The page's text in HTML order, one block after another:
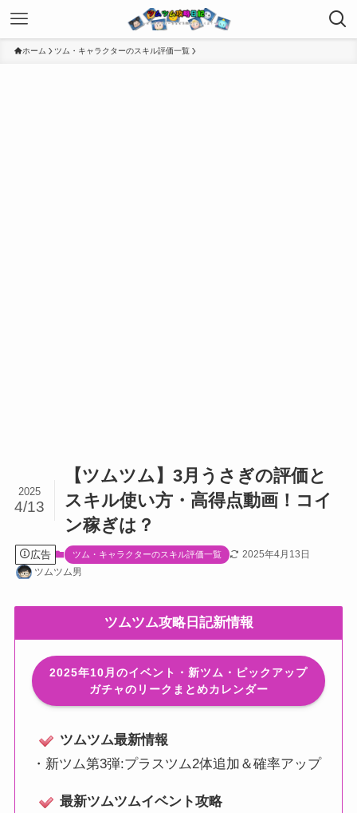
ホーム ツム・キャラクターのスキル評価一覧
【ツムツム】3月うさぎの評価と
スキル使い方・高得点動画！コイ
ン稼ぎは？
2025
4/13
広告 ツム・キャラクターのスキル評価一覧
2025年4月13日
ツムツム男
ツムツム攻略日記新情報
2025年10月のイベント・新ツム・ピックアップ
ガチャのリークまとめカレンダー
ツムツム最新情報
・ 新ツム第3弾:プラスツム2体追加＆確率アップ
最新ツムツムイベント攻略